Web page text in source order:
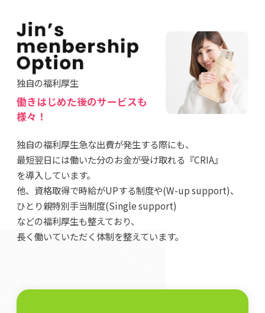
独自の福利厚生
働きはじめた後のサービスも
様々！
独自の福利厚生急な出費が発生する際にも、
最短翌日には働いた分のお金が受け取れる『CRIA』
を導入しています。
他、資格取得で時給がUPする制度や(W-up support)、
ひとり親特別手当制度(Single support)
などの福利厚生も整えており、
長く働いていただく体制を整えています。